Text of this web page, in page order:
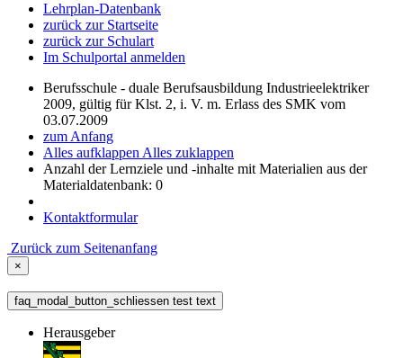
Lehrplan-Datenbank
zurück zur Startseite
zurück zur Schulart
Im Schulportal anmelden
Berufsschule - duale Berufsausbildung Industrieelektriker
2009, gültig für Klst. 2, i. V. m. Erlass des SMK vom
03.07.2009
zum Anfang
Alles aufklappen Alles zuklappen
Anzahl der Lernziele und -inhalte mit Materialien aus der
Materialdatenbank: 0
Kontaktformular
Zurück zum Seitenanfang
×
faq_modal_button_schliessen test text
Herausgeber